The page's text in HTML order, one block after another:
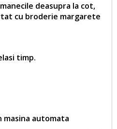
deasupra la cot,
cu broderie margarete
timp.
masina automata